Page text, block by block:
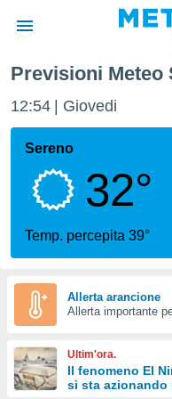
di
per
le
di
Web
le
Previsioni Meteo
12:54 Giovedi
Sereno
32°
Temp. percepita 39°
Allerta arancione
Allerta importante
Ultim'ora.
Il fenomeno El
si sta azionando